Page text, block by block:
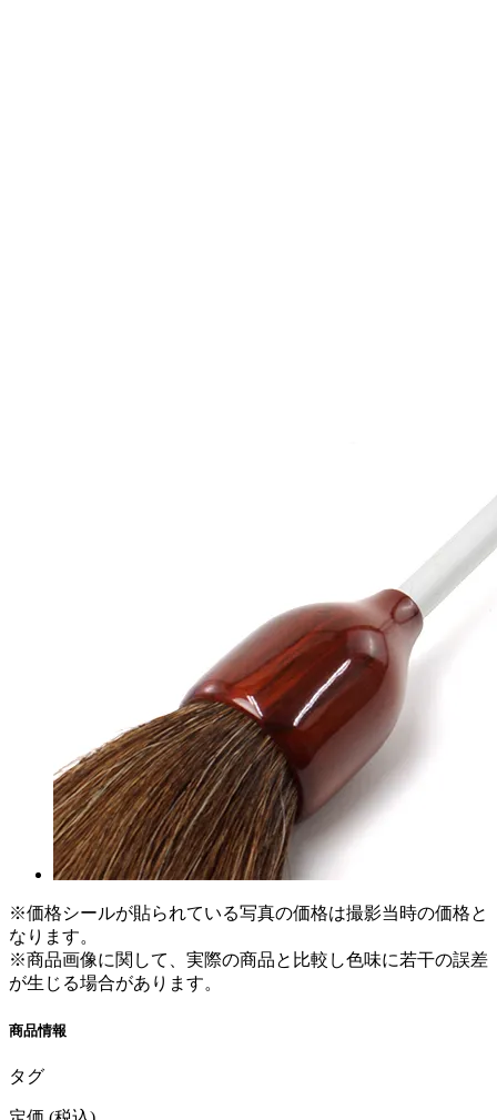
※価格シールが貼られている写真の価格は撮影当時の価格と
なります。
※商品画像に関して、実際の商品と比較し色味に若干の誤差
が生じる場合があります。
商品情報
タグ